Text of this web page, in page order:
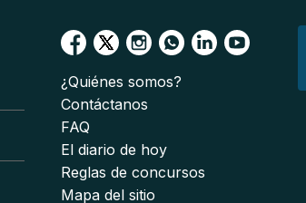
¿Quiénes somos?
Contáctanos
FAQ
El diario de hoy
Reglas de concursos
Mapa del sitio